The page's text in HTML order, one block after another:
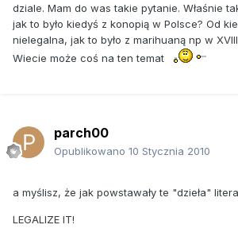
dziale. Mam do was takie pytanie. Właśnie
jak to było kiedyś z konopią w Polsce? Od
nielegalna, jak to było z marihuaną np w
Wiecie może coś na ten temat
parch00
Opublikowano 10 Stycznia 2010
a myślisz, że jak powstawały te "dzieła"
LEGALIZE IT!